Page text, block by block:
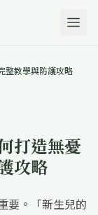
整教學與防護攻略
打造無憂
攻略
要。「新生兒的